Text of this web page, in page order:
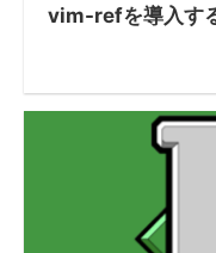
vim-refを導入す